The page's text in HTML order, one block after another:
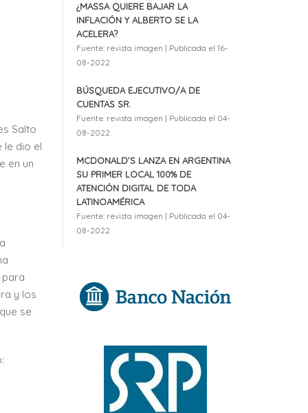
Salto
le dio el
en un
y los
se
¿MASSA QUIERE BAJAR LA
INFLACIÓN Y ALBERTO SE LA
ACELERA?
Fuente: revista imagen
Publicada el 16-
08-2022
BÚSQUEDA EJECUTIVO/A DE
CUENTAS SR.
Fuente: revista imagen
Publicada el 04-
08-2022
MCDONALD’S LANZA EN ARGENTINA
SU PRIMER LOCAL 100% DE
ATENCIÓN DIGITAL DE TODA
LATINOAMÉRICA
Fuente: revista imagen
Publicada el 04-
08-2022